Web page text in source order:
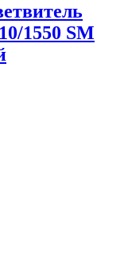
1550 SM